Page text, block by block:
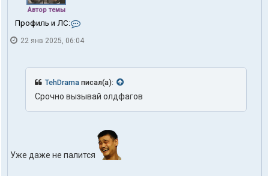
Автор темы
Профиль и ЛС:
н
к
т
п
в
22 янв 2025, 06:04
TehDrama писал(а):
Срочно вызывай олдфагов
Уже даже не палится